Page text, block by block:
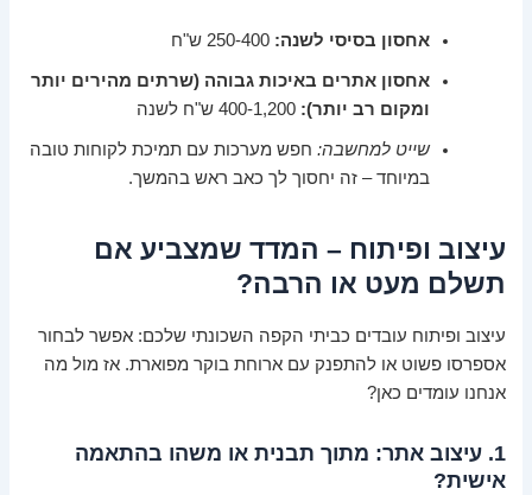
אחסון בסיסי לשנה: 250-400 ש"ח
אחסון אתרים באיכות גבוהה (שרתים מהירים יותר
ומקום רב יותר): 400-1,200 ש"ח לשנה
שייט למחשבה: חפש מערכות עם תמיכת לקוחות טובה
במיוחד – זה יחסוך לך כאב ראש בהמשך.
עיצוב ופיתוח – המדד שמצביע אם
תשלם מעט או הרבה?
עיצוב ופיתוח עובדים כביתי הקפה השכונתי שלכם: אפשר לבחור
אספרסו פשוט או להתפנק עם ארוחת בוקר מפוארת. אז מול מה
אנחנו עומדים כאן?
1. עיצוב אתר: מתוך תבנית או משהו בהתאמה
אישית?